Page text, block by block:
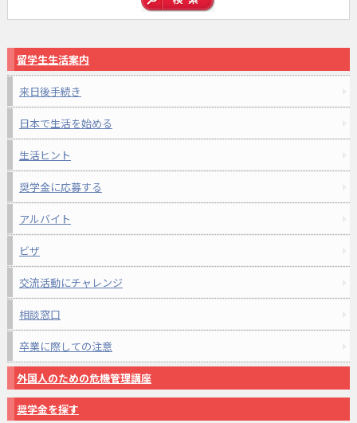
留学生生活案内
来日後手続き
日本で生活を始める
生活ヒント
奨学金に応募する
アルバイト
ビザ
交流活動にチャレンジ
相談窓口
卒業に際しての注意
外国人のための危機管理講座
奨学金を探す